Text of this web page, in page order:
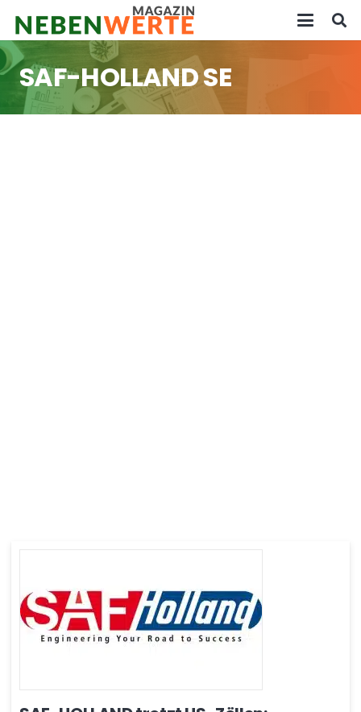
SAF-HOLLAND SE